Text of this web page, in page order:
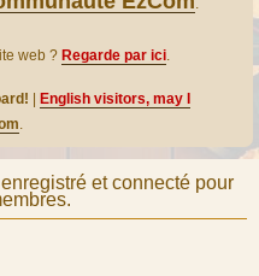
.
web ? Regarde par ici.
English visitors, may I
.
et connecté pour